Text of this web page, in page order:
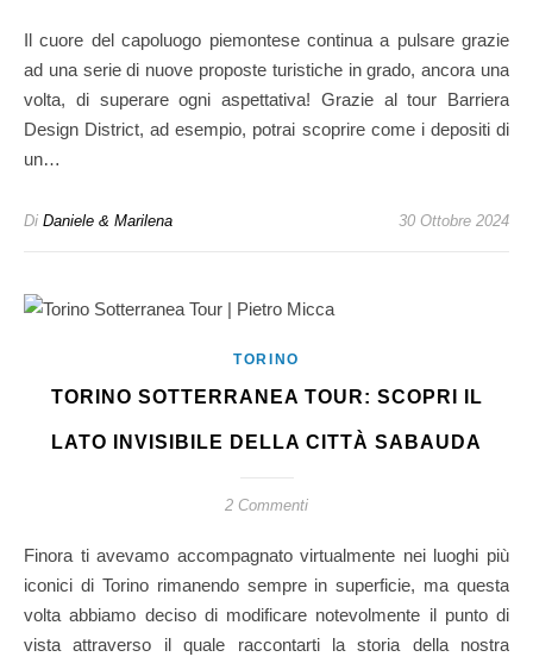
Il cuore del capoluogo piemontese continua a pulsare grazie
ad una serie di nuove proposte turistiche in grado, ancora una
volta, di superare ogni aspettativa! Grazie al tour Barriera
Design District, ad esempio, potrai scoprire come i depositi di
un…
Di Daniele & Marilena 30 Ottobre 2024
TORINO
TORINO SOTTERRANEA TOUR: SCOPRI IL
LATO INVISIBILE DELLA CITTÀ SABAUDA
2 Commenti
Finora ti avevamo accompagnato virtualmente nei luoghi più
iconici di Torino rimanendo sempre in superficie, ma questa
volta abbiamo deciso di modificare notevolmente il punto di
vista attraverso il quale raccontarti la storia della nostra